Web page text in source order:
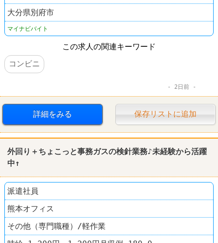
大分県別府市
マイナビバイト
この求人の関連キーワード
コンビニ
2日前
詳細をみる 保存リストに追加
外回り＋ちょこっと事務ガスの検針業務♪未経験から活躍
中↑
派遣社員
熊本オフィス
その他（専門職種）/軽作業